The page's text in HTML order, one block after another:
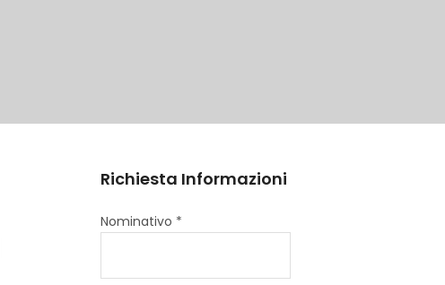
Richiesta Informazioni
Nominativo *